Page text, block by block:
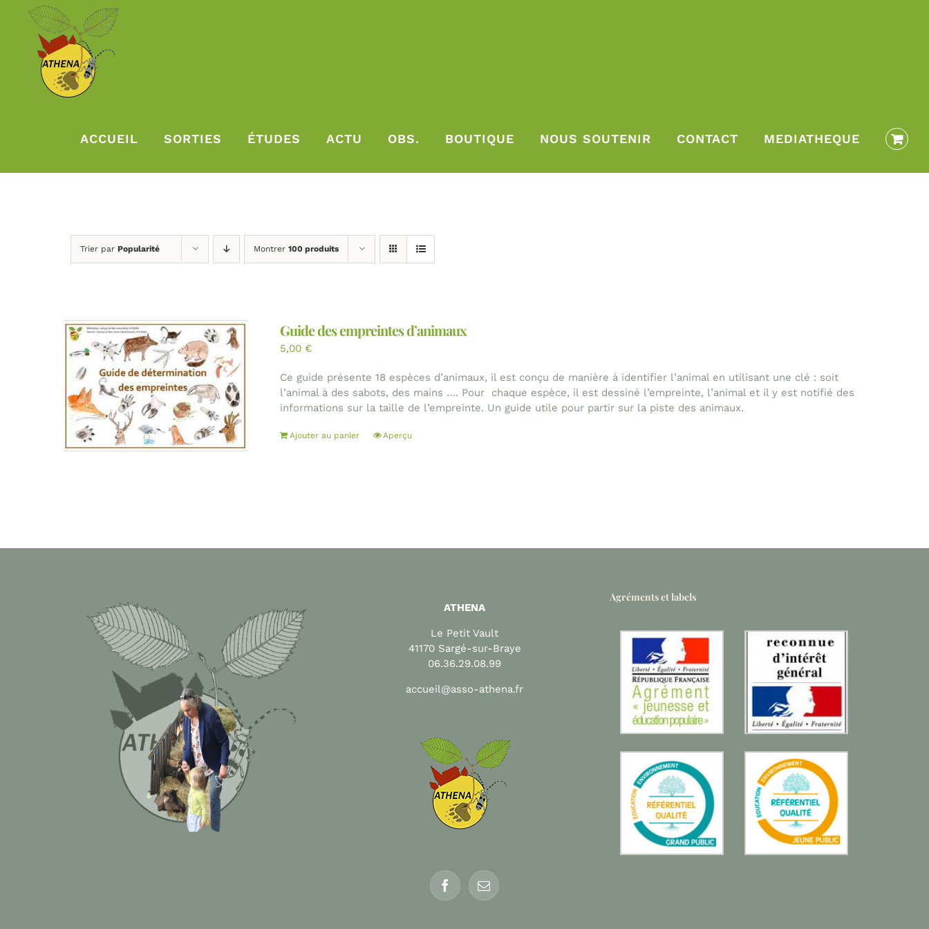
Passer
contenu
ACCUEIL SORTIES ÉTUDES ACTU OBS. BOUTIQUE NOUS SOUTENIR CONTACT MEDIATHEQUE
Trier par Popularité Montrer 100 produits
Guide des empreintes d’animaux
5,00 €
Ce guide présente 18 espèces d’animaux, il est conçu de manière à identifier l’animal en utilisant une clé : soit
l’animal à des sabots, des mains …. Pour chaque espèce, il est dessiné l’empreinte, l’animal et il y est notifié des
informations sur la taille de l’empreinte. Un guide utile pour partir sur la piste des animaux.
Ajouter au panier Aperçu
ATHENA
Le Petit Vault
41170 Sargé-sur-Braye
06.36.29.08.99
accueil@asso-athena.fr
Agréments et labels